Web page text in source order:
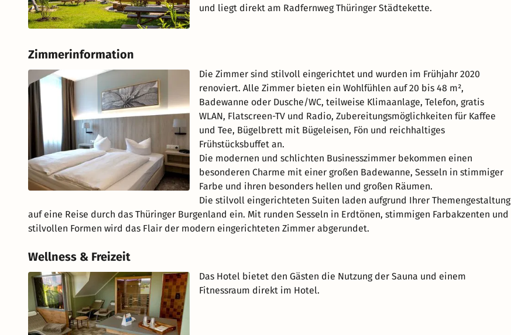
und liegt direkt am Radfernweg Thüringer Städtekette.
Zimmerinformation
Die Zimmer sind stilvoll eingerichtet und wurden im Frühjahr 2020
renoviert. Alle Zimmer bieten ein Wohlfühlen auf 20 bis 48 m²,
Badewanne oder Dusche/WC, teilweise Klimaanlage, Telefon, gratis
WLAN, Flatscreen-TV und Radio, Zubereitungsmöglichkeiten für Kaffee
und Tee, Bügelbrett mit Bügeleisen, Fön und reichhaltiges
Frühstücksbuffet an.
Die modernen und schlichten Businesszimmer bekommen einen
besonderen Charme mit einer großen Badewanne, Sesseln in stimmiger
Farbe und ihren besonders hellen und großen Räumen.
Die stilvoll eingerichteten Suiten laden aufgrund Ihrer Themengestaltung
auf eine Reise durch das Thüringer Burgenland ein. Mit runden Sesseln in Erdtönen, stimmigen Farbakzenten und
stilvollen Formen wird das Flair der modern eingerichteten Zimmer abgerundet.
Wellness & Freizeit
Das Hotel bietet den Gästen die Nutzung der Sauna und einem
Fitnessraum direkt im Hotel.